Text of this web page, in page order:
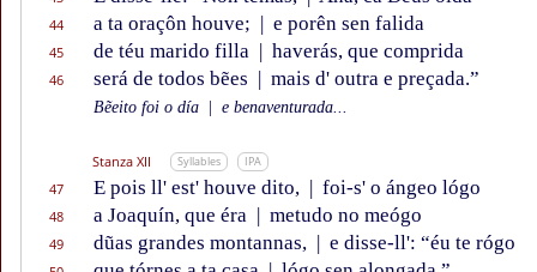
44 a ta oraçôn houve; | e porên sen falida
45 de téu marido filla | haverás, que comprida
46 será de todos bẽes | mais d' outra e preçada.”
Bẽeito foi o día e benaventurada...
Stanza XII Syllables IPA
47 E pois ll' est' houve dito, | foi-s' o ángeo lógo
48 a Joaquín, que éra | metudo no meógo
49 dũas grandes montannas, | e disse-ll': “éu te rógo